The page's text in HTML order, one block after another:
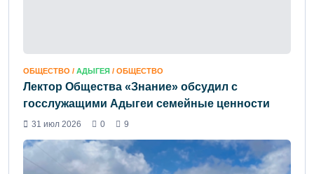
ОБЩЕСТВО / АДЫГЕЯ / ОБЩЕСТВО
Лектор Общества «Знание» обсудил с
госслужащими Адыгеи семейные ценности
31 июл 2026 0 9